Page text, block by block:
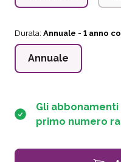
Durata: Annuale - 1 anno
Annuale
Gli
primo numero